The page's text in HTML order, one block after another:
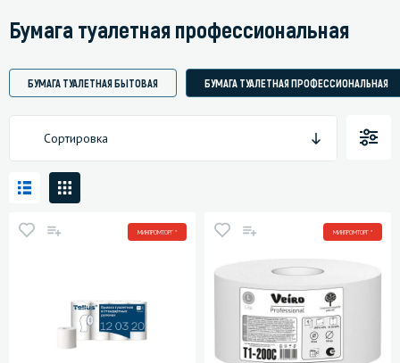
Бумага туалетная профессиональная
БУМАГА ТУАЛЕТНАЯ БЫТОВАЯ БУМАГА ТУАЛЕТНАЯ ПРОФЕССИОНАЛЬНАЯ
Сортировка
МИНПРОМТОРГ * МИНПРОМТОРГ *